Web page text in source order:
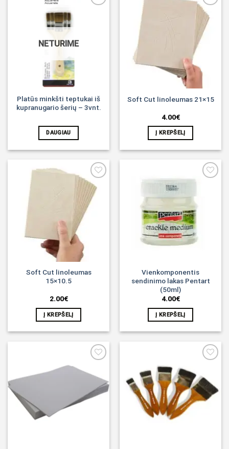
NETURIME
Platūs minkšti teptukai iš
kupranugario šerių – 3vnt.
DAUGIAU
Noriu!
Soft Cut linoleumas 21×15
4.00€
Į KREPŠELĮ
Noriu!
Soft Cut linoleumas
15×10.5
2.00€
Į KREPŠELĮ
Vienkomponentis
sendinimo lakas Pentart
(50ml)
4.00€
Į KREPŠELĮ
Noriu! Noriu!